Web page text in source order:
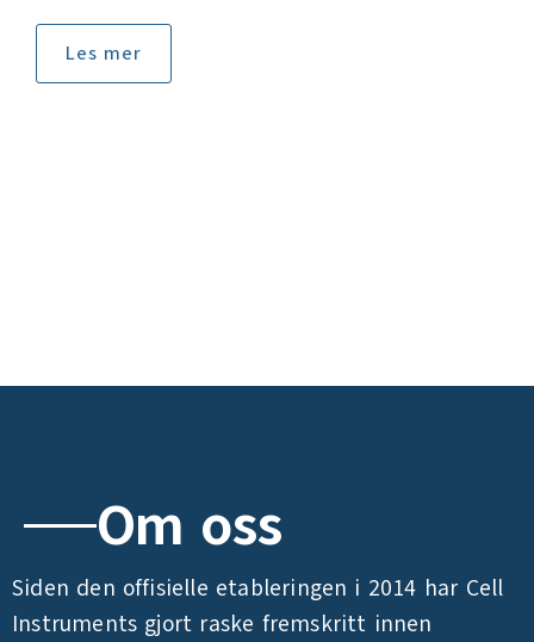
Les mer
Om oss
Siden den offisielle etableringen i 2014 har Cell
Instruments gjort raske fremskritt innen